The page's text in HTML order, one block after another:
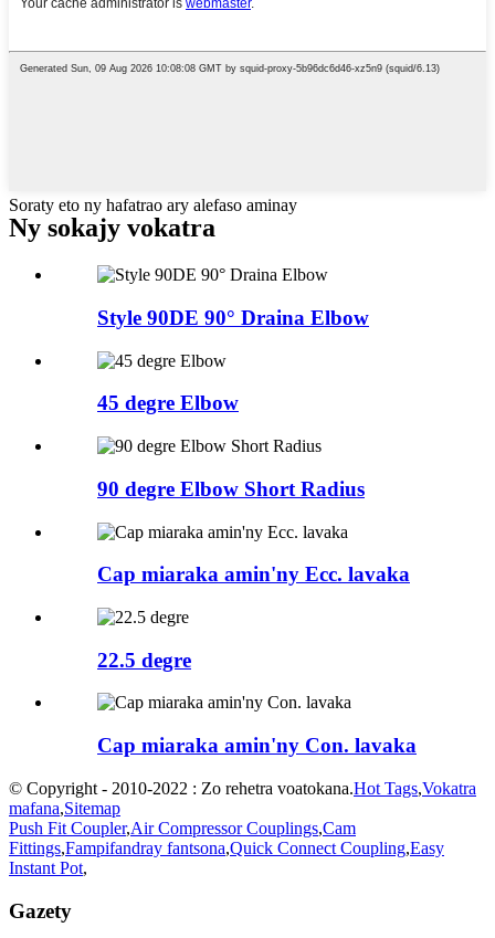
Soraty eto ny hafatrao ary alefaso aminay
Ny sokajy vokatra
Style 90DE 90° Draina Elbow
45 degre Elbow
90 degre Elbow Short Radius
Cap miaraka amin'ny Ecc. lavaka
22.5 degre
Cap miaraka amin'ny Con. lavaka
© Copyright - 2010-2022 : Zo rehetra voatokana.Hot Tags,Vokatra
mafana,Sitemap
Push Fit Coupler,Air Compressor Couplings,Cam
Fittings,Fampifandray fantsona,Quick Connect Coupling,Easy
Instant Pot,
Gazety